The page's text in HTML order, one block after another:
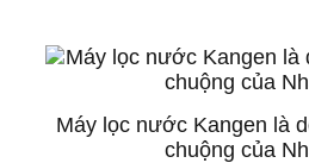
Máy lọc nước Kangen là
chuộng của